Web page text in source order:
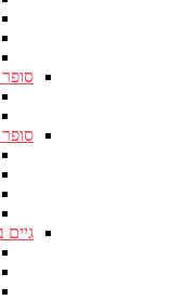
סופר Famicom
סופר
גיים